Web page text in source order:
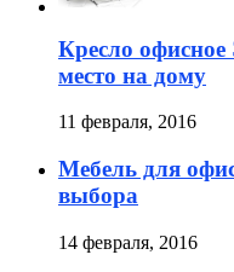
Кресло офисное
место на дому
11 февраля, 2016
Мебель для
выбора
14 февраля, 2016